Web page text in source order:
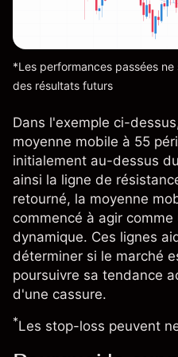
*Les performances passées
des résultats futurs
Dans l'exemple ci-
moyenne mobile à 55
initialement au-dessus
ainsi la ligne de
retourné, la moyenne
commencé à agir
dynamique. Ces lignes
déterminer si le marché
poursuivre sa tendance
d'une cassure.
*Les stop-loss peuvent